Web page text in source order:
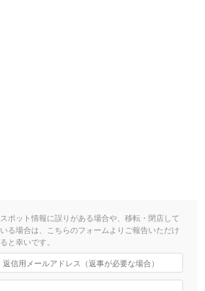
スポット情報に誤りがある場合や、移転・閉店して
いる場合は、こちらのフォームよりご報告いただけ
ると幸いです。